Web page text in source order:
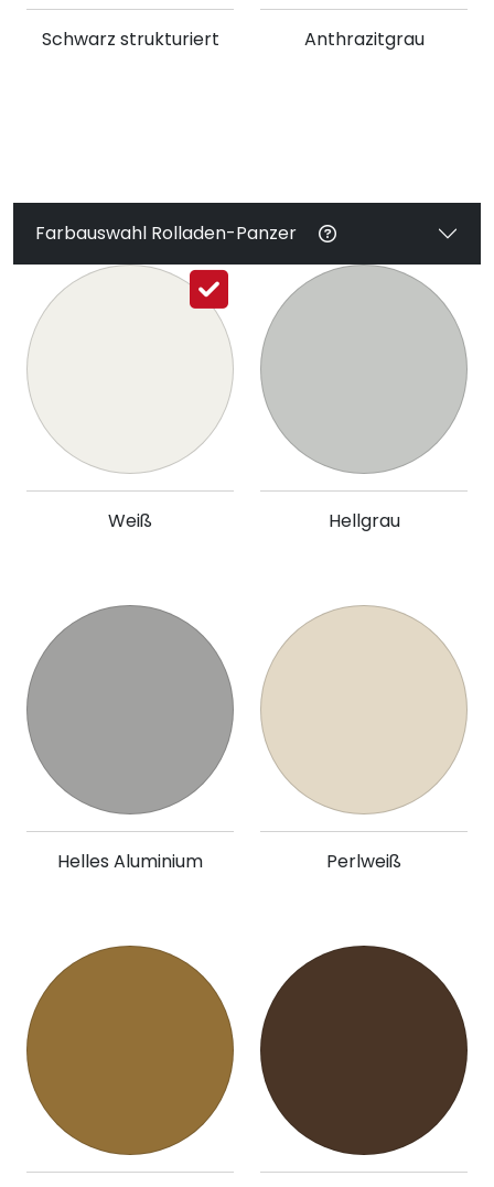
Schwarz strukturiert Anthrazitgrau
Farbauswahl Rolladen-Panzer
Weiß Hellgrau
Helles Aluminium Perlweiß